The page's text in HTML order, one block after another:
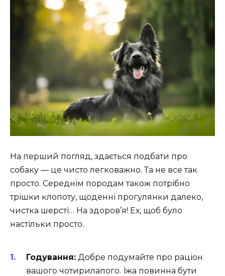
На перший погляд, здається подбати про
собаку — це чисто легковажно. Та не все так
просто. Середнім породам також потрібно
трішки клопоту, щоденні прогулянки далеко,
чистка шерсті… На здоров’я! Ех, щоб було
настільки просто.
Годування: Добре подумайте про раціон
вашого чотирилапого. Їжа повинна бути